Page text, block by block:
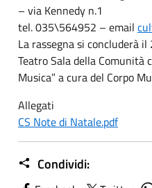
– via Kennedy n.1
tel. 035\564952 – email
La rassegna si concluderà
Teatro Sala della Comunità
Musica” a cura del Corpo
Allegati
CS Note di Natale.pdf
Condividi: